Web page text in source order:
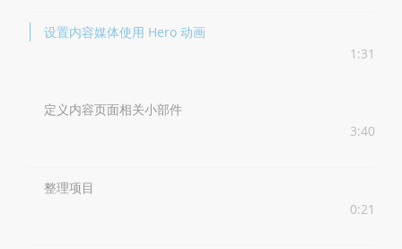
设置内容媒体使用 Hero 动画
1:31
定义内容页面相关小部件
3:40
整理项目
0:21